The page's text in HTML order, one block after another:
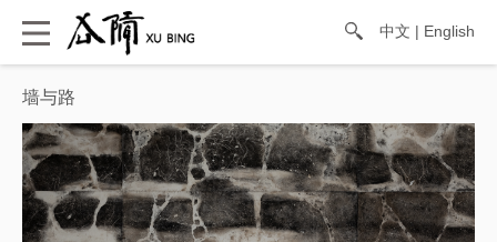
中文 | English
墙与路